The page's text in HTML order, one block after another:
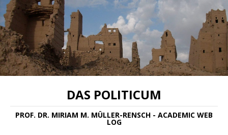
DAS POLITICUM
PROF. DR. MIRIAM M. MÜLLER-RENSCH - ACADEMIC WEB
LOG